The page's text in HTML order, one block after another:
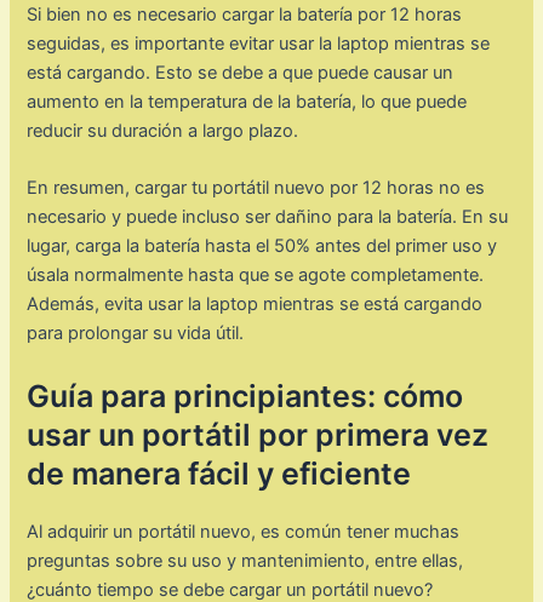
Si bien no es necesario cargar la batería por 12 horas
seguidas, es importante evitar usar la laptop mientras se
está cargando. Esto se debe a que puede causar un
aumento en la temperatura de la batería, lo que puede
reducir su duración a largo plazo.
En resumen, cargar tu portátil nuevo por 12 horas no es
necesario y puede incluso ser dañino para la batería. En su
lugar, carga la batería hasta el 50% antes del primer uso y
úsala normalmente hasta que se agote completamente.
Además, evita usar la laptop mientras se está cargando
para prolongar su vida útil.
Guía para principiantes: cómo
usar un portátil por primera vez
de manera fácil y eficiente
Al adquirir un portátil nuevo, es común tener muchas
preguntas sobre su uso y mantenimiento, entre ellas,
¿cuánto tiempo se debe cargar un portátil nuevo?